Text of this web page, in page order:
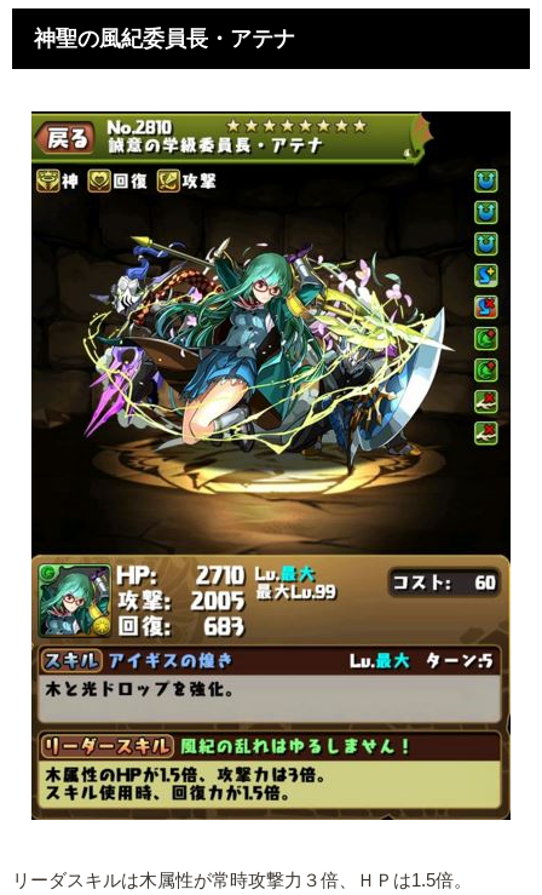
神聖の風紀委員長・アテナ
リーダスキルは木属性が常時攻撃力３倍、ＨＰは1.5倍。